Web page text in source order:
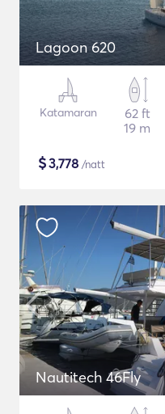
Lagoon 620
Katamaran
62 ft
19 m
$3,778 /natt
Nautitech 46Fly